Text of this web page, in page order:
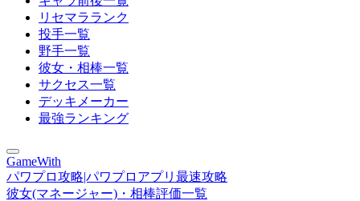
リセマラランク
投手一覧
野手一覧
彼女・相棒一覧
サクセス一覧
デッキメーカー
最強ランキング
GameWith
パワプロ攻略|パワプロアプリ最速攻略
彼女(マネージャー)・相棒評価一覧